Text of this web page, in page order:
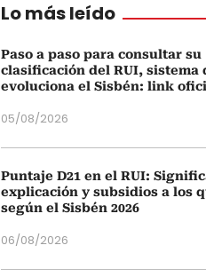
Lo más leído
Paso a paso para consultar su
clasificación del RUI, sistema
evoluciona el Sisbén: link
05/08/2026
Puntaje D21 en el RUI:
explicación y subsidios a los
según el Sisbén 2026
06/08/2026